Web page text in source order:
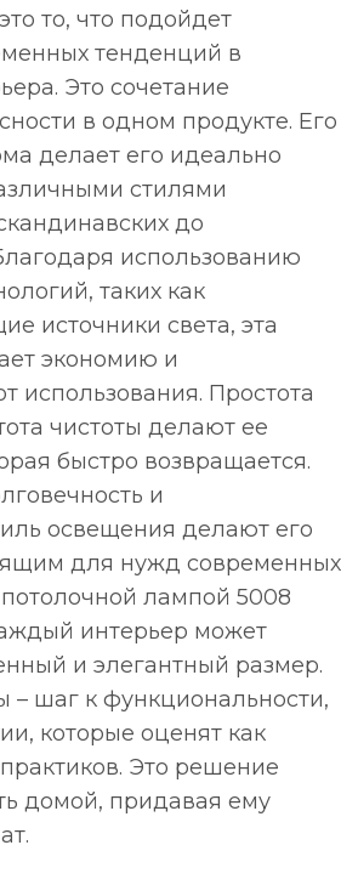
то, что подойдет
тенденций в
Это сочетание
в одном продукте. Его
делает его идеально
стилями
до
использованию
таких как
источники света, эта
экономию и
использования. Простота
чистоты делают ее
быстро возвращается.
и
освещения делают его
для нужд современных
лампой 5008
интерьер может
и элегантный размер.
– шаг к функциональности,
которые оценят как
Это решение
домой, придавая ему